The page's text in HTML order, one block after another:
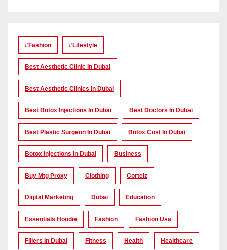
#Fashion #lifestyle
Best Aesthetic Clinic In Dubai
Best Aesthetic Clinics In Dubai
Best Botox Injections In Dubai Best Doctors In Dubai
Best Plastic Surgeon In Dubai Botox Cost In Dubai
Botox Injections In Dubai Business
Buy Mtg Proxy Clothing Corteiz
Digital Marketing Dubai Education
Essentials Hoodie Fashion Fashion Usa
Fillers In Dubai Fitness Health Healthcare